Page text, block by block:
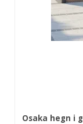
Osaka hegn i